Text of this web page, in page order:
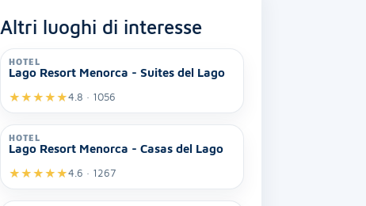
Altri luoghi di interesse
HOTEL
Lago Resort Menorca - Suites del Lago
★★★★★4.8 · 1056
HOTEL
Lago Resort Menorca - Casas del Lago
★★★★★4.6 · 1267